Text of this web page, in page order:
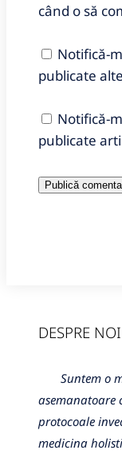
când o să
Notifică-
publicate
Notifică-
publicate
DESPRE NOI
Suntem o
asemanatoare
protocoale
medicina